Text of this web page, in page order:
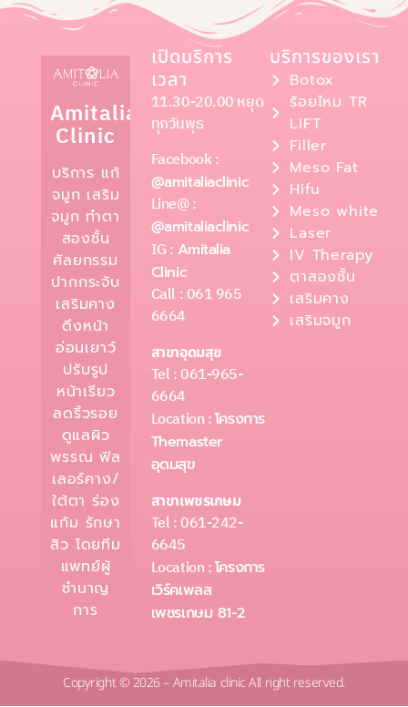
Amitalia
Clinic
บริการ แก้
จมูก เสริม
จมูก ทำตา
สองชั้น
ศัลยกรรม
ปากกระจับ
เสริมคาง
ดึงหน้า
อ่อนเยาว์
ปรับรูป
หน้าเรียว
ลดริ้วรอย
ดูแลผิว
พรรณ ฟิล
เลอร์คาง/
ใต้ตา ร่อง
แก้ม รักษา
สิว โดยทีม
แพทย์ผู้
ชำนาญ
การ
เปิดบริการ
เวลา
11.30-20.00 หยุด
ทุกวันพุธ
Facebook :
@amitaliaclinic
Line@ :
@amitaliaclinic
IG : Amitalia
Clinic
Call : 061 965
6664
สาขาอุดมสุข
Tel : 061-965-
6664
Location :โครงการ
Themaster
อุดมสุข
สาขาเพชรเกษม
Tel : 061-242-
6645
Location :โครงการ
เวิร์คเพลส
เพชรเกษม 81-2
บริการของเรา
Botox
ร้อยไหม TR
LIFT
Filler
Meso Fat
Hifu
Meso white
Laser
IV Therapy
ตาสองชั้น
เสริมคาง
เสริมจมูก
Copyright © 2026 – Amitalia clinic All right reserved.